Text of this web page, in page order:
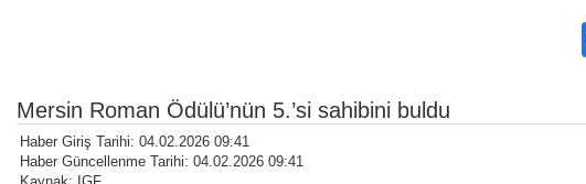
Mersin Roman Ödülü’nün 5.’si sahibini buldu
Haber Giriş Tarihi: 04.02.2026 09:41
Haber Güncellenme Tarihi: 04.02.2026 09:41